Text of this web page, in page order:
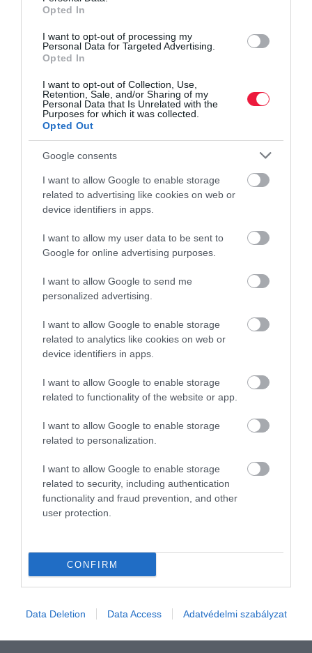
Opted In
I want to opt-out of processing my
Personal Data for Targeted Advertising.
Opted In
I want to opt-out of Collection, Use,
Retention, Sale, and/or Sharing of my
Personal Data that Is Unrelated with the
Purposes for which it was collected.
Opted Out
Google consents
I want to allow Google to enable storage
related to advertising like cookies on web or
device identifiers in apps.
I want to allow my user data to be sent to
Google for online advertising purposes.
I want to allow Google to send me
personalized advertising.
I want to allow Google to enable storage
related to analytics like cookies on web or
device identifiers in apps.
I want to allow Google to enable storage
related to functionality of the website or app.
I want to allow Google to enable storage
related to personalization.
I want to allow Google to enable storage
related to security, including authentication
functionality and fraud prevention, and other
user protection.
CONFIRM
Data Deletion Data Access Adatvédelmi szabályzat
árusítható a…
jövőben?
INNOVÁCIÓ
támad fel a
minőségi
magyar
pezsgő
A hazai
érdemi fejlődése
csak évtizedekkel
követte a
borkészítés
megújulását.
Manapság
felívelőben van a
szektor, azonban a
pezsgők sikeréhez
vezető út igen…
ÁLLATTENYÉSZTÉS
karácsonyra?
Gondolj a
tenyésztőkre,
durva évük
volt
Hogyan kezelheti
ellátási nehézségei
vannak, elszálltak
a költségi, aztán a
madárinfluenza
baromfiállományát
is? Az idei év
nehézségeiről
helyett szója
magyar
termesztett
növények
hódíthatják meg a
klímaváltozás
hatására, amíg
mások háttérbe
mezőgazdaság
váltáson.